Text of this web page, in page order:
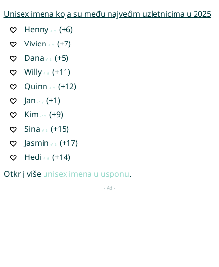
Unisex imena koja su među najvećim uzletnicima u 2025
Henny
(+6)
Vivien
(+7)
Dana
(+5)
Willy
(+11)
Quinn
(+12)
Jan
(+1)
Kim
(+9)
Sina
(+15)
Jasmin
(+17)
Hedi
(+14)
Otkrij više unisex imena u usponu.